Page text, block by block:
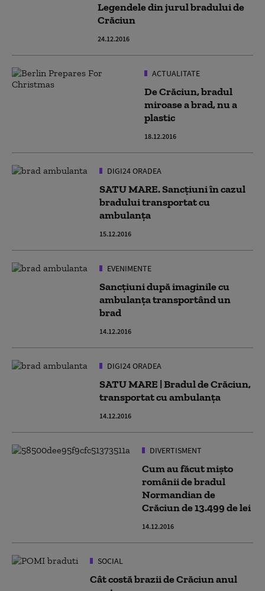
Legendele din jurul bradului de
Crăciun
24.12.2016
ACTUALITATE
De Crăciun, bradul
miroase a brad, nu a
plastic
18.12.2016
DIGI24 ORADEA
SATU MARE. Sancţiuni în cazul
bradului transportat cu
ambulanţa
15.12.2016
EVENIMENTE
Sancţiuni după imaginile cu
ambulanţa transportând un
brad
14.12.2016
DIGI24 ORADEA
SATU MARE | Bradul de Crăciun,
transportat cu ambulanţa
14.12.2016
DIVERTISMENT
Cum au făcut mişto
românii de bradul
Normandian de
Crăciun de 13.499 de lei
14.12.2016
SOCIAL
Cât costă brazii de Crăciun anul